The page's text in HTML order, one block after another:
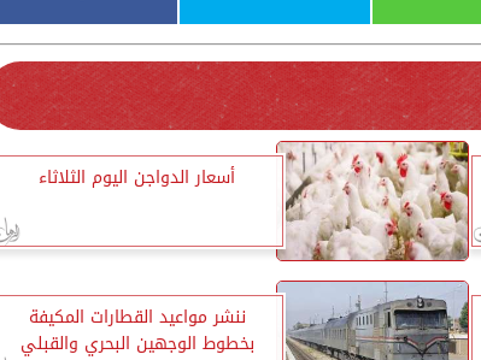
أسعار الدواجن اليوم الثلاثاء
ننشر مواعيد القطارات المكيفة
بخطوط الوجهين البحري والقبلي